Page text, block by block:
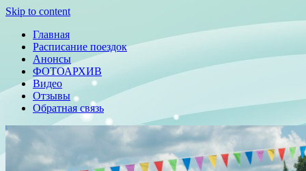
Skip to content
Главная
Расписание поездок
Анонсы
ФОТОАРХИВ
Видео
Отзывы
Обратная связь